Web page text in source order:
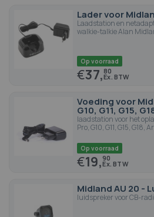
Lader voor
Laadstation en
walkie-talkie Alan
Op voorraad
€37,80
Voeding voor
G10, G11, G15,
laadstation voor het
Pro, G10, G11, G15,
Op voorraad
€19,90
Midland AU 20 -
luidspreker voor CB-